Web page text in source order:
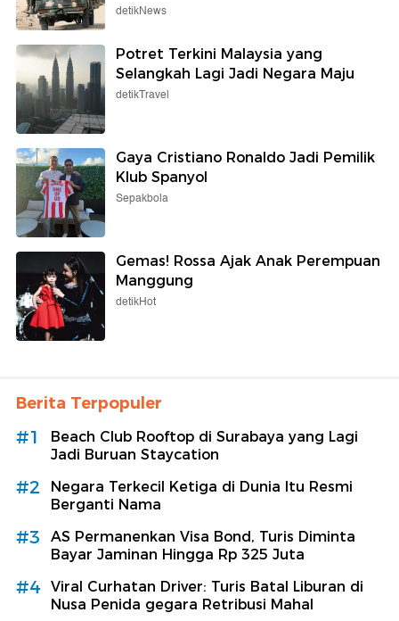
detikNews
Potret Terkini Malaysia yang
Selangkah Lagi Jadi Negara Maju
detikTravel
Gaya Cristiano Ronaldo Jadi Pemilik
Klub Spanyol
Sepakbola
Gemas! Rossa Ajak Anak Perempuan
Manggung
detikHot
Berita Terpopuler
#1
Beach Club Rooftop di Surabaya yang Lagi
Jadi Buruan Staycation
#2
Negara Terkecil Ketiga di Dunia Itu Resmi
Berganti Nama
#3
AS Permanenkan Visa Bond, Turis Diminta
Bayar Jaminan Hingga Rp 325 Juta
#4
Viral Curhatan Driver: Turis Batal Liburan di
Nusa Penida gegara Retribusi Mahal